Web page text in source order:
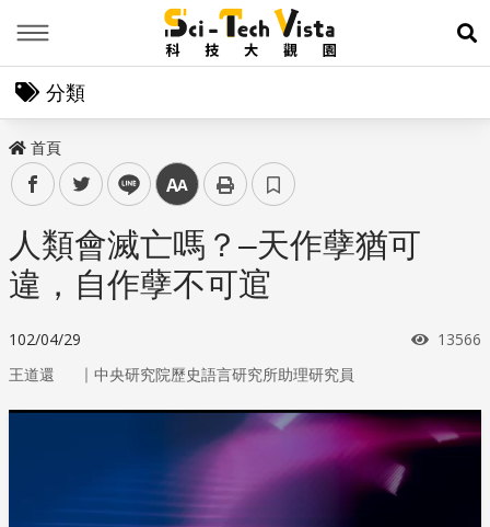
展
分類
首頁
facebooktwitter line 中
人類會滅亡嗎？–天作孽猶可
違，自作孽不可逭
102/04/29 瀏覽次
13566
王道還 ｜ 中央研究院歷史語言研究所助理研究員